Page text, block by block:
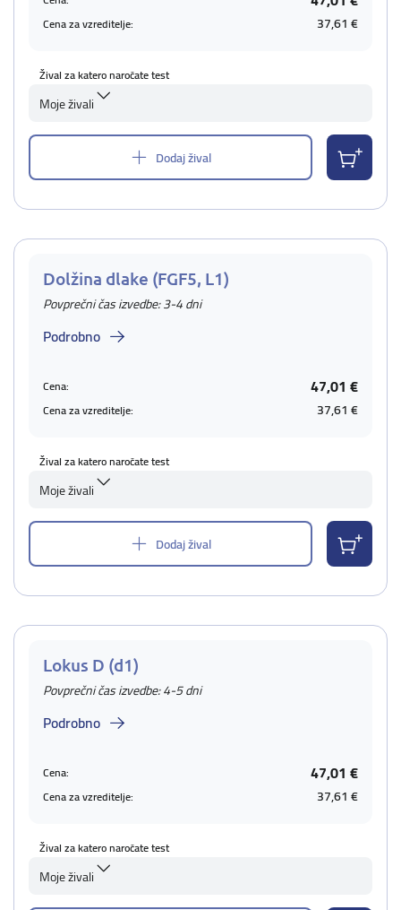
Cena za vzreditelje: 37,61 €
Žival za katero naročate test
Moje živali
Dodaj žival
Dolžina dlake (FGF5, L1)
Povprečni čas izvedbe: 3-4 dni
Podrobno
Cena: 47,01 €
Cena za vzreditelje: 37,61 €
Žival za katero naročate test
Moje živali
Dodaj žival
Lokus D (d1)
Povprečni čas izvedbe: 4-5 dni
Podrobno
Cena: 47,01 €
Cena za vzreditelje: 37,61 €
Žival za katero naročate test
Moje živali